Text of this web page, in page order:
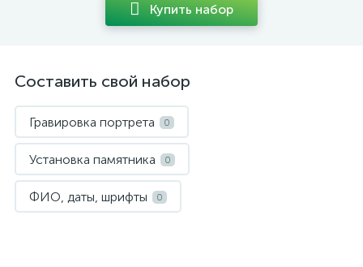
Купить набор
Составить свой набор
Гравировка портрета 0
Установка памятника 0
ФИО, даты, шрифты 0